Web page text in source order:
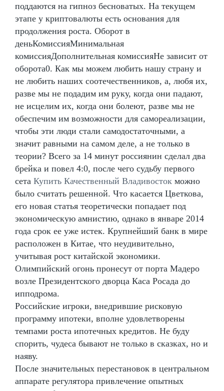
поддаются на гипноз бесноватых. На текущем
этапе у криптовалюты есть основания для
продолжения роста. Оборот в
деньКомиссияМинимальная
комиссияДополнительная комиссияНе зависит от
оборота0. Как мы можем любить нашу страну и
не любить наших соотечественников, а, любя их,
разве мы не подадим им руку, когда они падают,
не исцелим их, когда они болеют, разве мы не
обеспечим им возможности для самореализации,
чтобы эти люди стали самодостаточными, а
значит равными на самом деле, а не только в
теории? Всего за 14 минут россиянин сделал два
брейка и повел 4:0, после чего судьбу первого
сета Купить Качественный Владивосток можно
было считать решенной. Что касается Цветкова,
его новая статья теоретически попадает под
экономическую амнистию, однако в январе 2014
года срок ее уже истек. Крупнейший банк в мире
расположен в Китае, что неудивительно,
учитывая рост китайской экономики.
Олимпийский огонь пронесут от порта Мадеро
возле Президентского дворца Каса Росада до
ипподрома.
Российские игроки, внедрившие рисковую
программу ипотеки, вполне удовлетворены
темпами роста ипотечных кредитов. Не буду
спорить, чудеса бывают не только в сказках, но и
наяву.
После значительных перестановок в центральном
аппарате регулятора привлечение опытных